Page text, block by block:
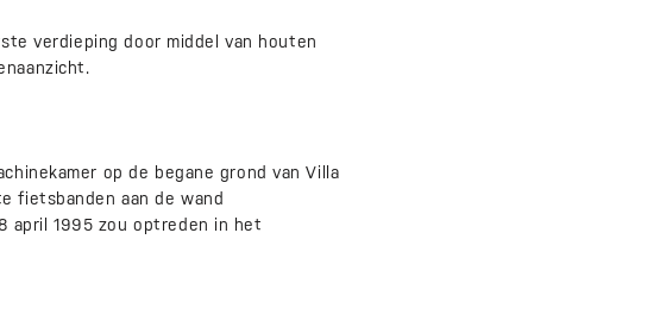
verdieping door middel van houten
op de begane grond van Villa
fietsbanden aan de wand
april 1995 zou optreden in het